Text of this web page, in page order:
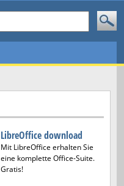
LibreOffice download
Mit LibreOffice erhalten Sie
eine komplette Office-Suite.
Gratis!